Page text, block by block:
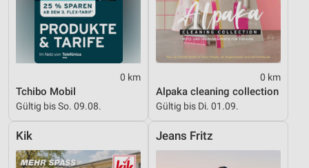
0 km
Tchibo Mobil
Gültig bis So. 09.08.
0 km
Alpaka cleaning collection
Gültig bis Di. 01.09.
Kik Jeans Fritz